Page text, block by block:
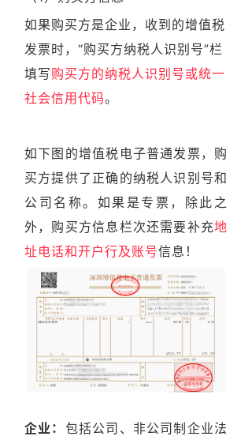
如果购买方是企业，收到的增值税
发票时， “购买方纳税人识别号”栏
填写购买方的纳税人识别号或统一
社会信用代码。
如下图的增值税电子普通发票，购
买方提供了正确的纳税人识别号和
公司名称。如果是专票，除此之
外，购买方信息栏次还需要补充地
址电话和开户行及账号信息！
企业： 包括公司、非公司制企业法